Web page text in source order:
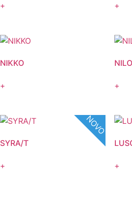
+ +
NIKKO
+ +
NOVO
SYRA/T
+ +